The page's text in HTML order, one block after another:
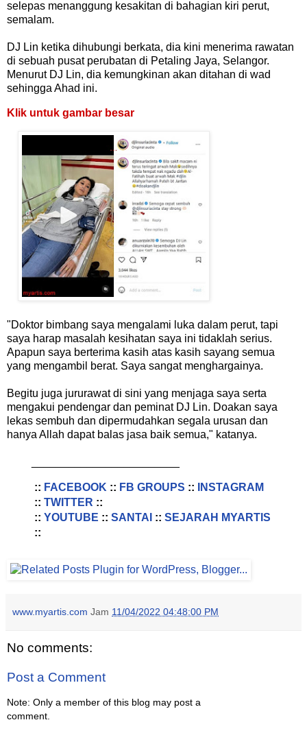
selepas menanggung kesakitan di bahagian kiri perut,
semalam.
DJ Lin ketika dihubungi berkata, dia kini menerima rawatan
di sebuah pusat perubatan di Petaling Jaya, Selangor.
Menurut DJ Lin, dia kemungkinan akan ditahan di wad
sehingga Ahad ini.
Klik untuk gambar besar
"Doktor bimbang saya mengalami luka dalam perut, tapi
saya harap masalah kesihatan saya ini tidaklah serius.
Apapun saya berterima kasih atas kasih sayang semua
yang mengambil berat. Saya sangat menghargainya.
Begitu juga jururawat di sini yang menjaga saya serta
mengakui pendengar dan peminat DJ Lin. Doakan saya
lekas sembuh dan dipermudahkan segala urusan dan
hanya Allah dapat balas jasa baik semua," katanya.
:: FACEBOOK :: FB GROUPS ::
INSTAGRAM
:: TWITTER ::
:: YOUTUBE :: SANTAI :: SEJARAH MYARTIS
::
www.myartis.com Jam 11/04/2022 04:48:00 PM
No comments:
Post a Comment
Note: Only a member of this blog may post a
comment.